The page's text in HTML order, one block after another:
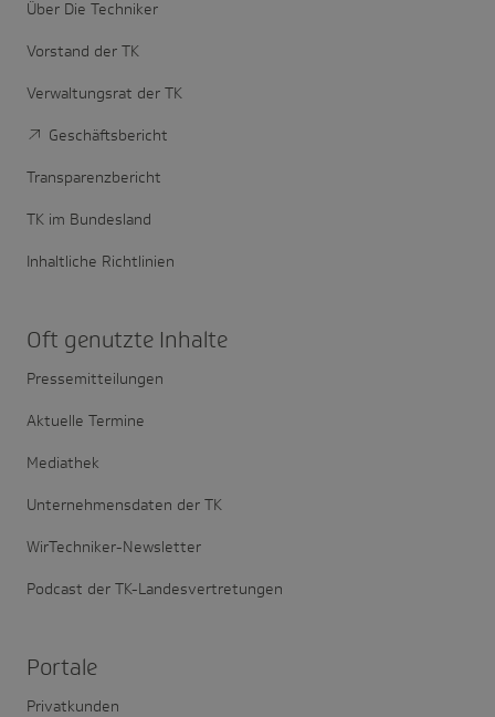
Über Die Techniker
Vorstand der TK
Verwaltungsrat der TK
Geschäftsbericht
Transparenzbericht
TK im Bundesland
Inhaltliche Richtlinien
Oft genutzte Inhalte
Pressemitteilungen
Aktuelle Termine
Mediathek
Unternehmensdaten der TK
WirTechniker-Newsletter
Podcast der TK-Landesvertretungen
Portale
Privatkunden